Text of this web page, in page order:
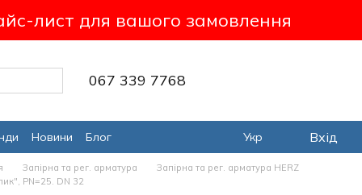
лист для вашого замовлення
067 339 7768
Новини
Блог
Укр Вхід
Запірна та рег. арматура
Запірна та рег. арматура HERZ
PN=25. DN 32